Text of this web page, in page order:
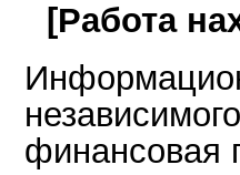
[Работа
финансовая